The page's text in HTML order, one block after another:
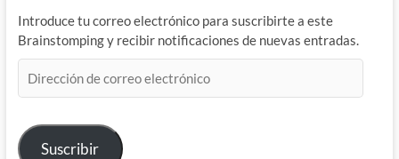
Introduce tu correo electrónico para suscribirte a este
Brainstomping y recibir notificaciones de nuevas entradas.
de
electrónico
Suscribir